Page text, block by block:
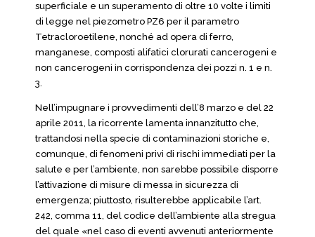
superficiale e un superamento di oltre 10 volte i limiti
di legge nel piezometro PZ6 per il parametro
Tetracloroetilene, nonché ad opera di ferro,
manganese, composti alifatici clorurati cancerogeni e
non cancerogeni in corrispondenza dei pozzi n. 1 e n.
3.
Nell’impugnare i provvedimenti dell’8 marzo e del 22
aprile 2011, la ricorrente lamenta innanzitutto che,
trattandosi nella specie di contaminazioni storiche e,
comunque, di fenomeni privi di rischi immediati per la
salute e per l’ambiente, non sarebbe possibile disporre
l’attivazione di misure di messa in sicurezza di
emergenza; piuttosto, risulterebbe applicabile l’art.
242, comma 11, del codice dell’ambiente alla stregua
del quale «nel caso di eventi avvenuti anteriormente